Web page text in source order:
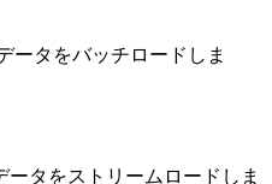
ータをバッチロードしま
ータをストリームロードしま